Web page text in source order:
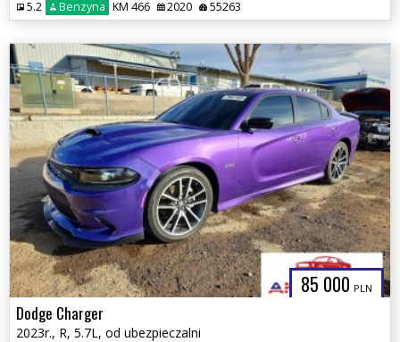
5.2 Benzyna KM 466 2020 55263
85 000 PLN
Dodge Charger
2023r., R, 5.7L, od ubezpieczalni